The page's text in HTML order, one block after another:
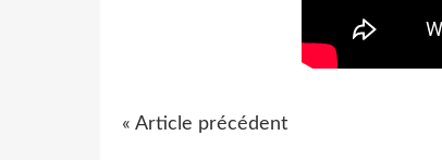
« Article précédent